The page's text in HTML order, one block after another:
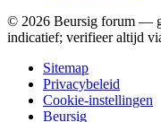
© 2026 Beursig forum —
indicatief; verifieer altijd
Sitemap
Privacybeleid
Cookie-instellingen
Beursig